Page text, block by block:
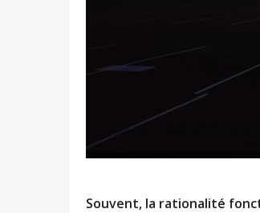
Souvent, la rationalité